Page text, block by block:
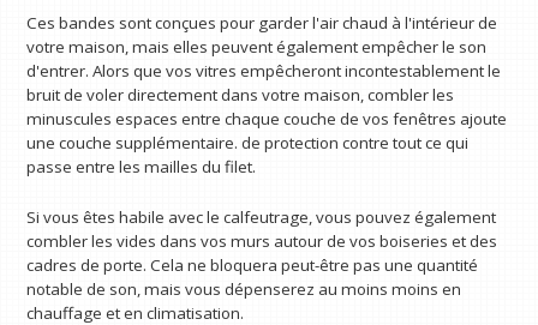
Ces bandes sont conçues pour garder l'air chaud à l'intérieur de
votre maison, mais elles peuvent également empêcher le son
d'entrer. Alors que vos vitres empêcheront incontestablement le
bruit de voler directement dans votre maison, combler les
minuscules espaces entre chaque couche de vos fenêtres ajoute
une couche supplémentaire. de protection contre tout ce qui
passe entre les mailles du filet.
Si vous êtes habile avec le calfeutrage, vous pouvez également
combler les vides dans vos murs autour de vos boiseries et des
cadres de porte. Cela ne bloquera peut-être pas une quantité
notable de son, mais vous dépenserez au moins moins en
chauffage et en climatisation.